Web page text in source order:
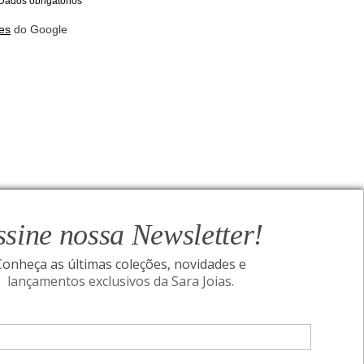
nossa Newsletter!
as últimas coleções, novidades e
lançamentos exclusivos da Sara Joias.
do Google
Assine nossa Newsletter!
Conheça as últimas coleções, novidades e
SIGA-NOS